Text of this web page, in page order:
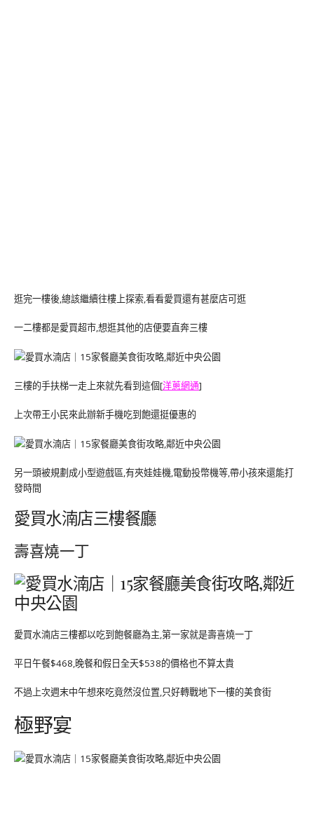
逛完一樓後,總該繼續往樓上探索,看看愛買還有甚麼店可逛
一二樓都是愛買超市,想逛其他的店便要直奔三樓
三樓的手扶梯一走上來就先看到這個[洋蔥網通]
上次帶王小民來此辦新手機吃到飽還挺優惠的
另一頭被規劃成小型遊戲區,有夾娃娃機,電動投幣機等,帶小孩來還能打
發時間
愛買水湳店三樓餐廳
壽喜燒一丁
愛買水湳店三樓都以吃到飽餐廳為主,第一家就是壽喜燒一丁
平日午餐$468,晚餐和假日全天$538的價格也不算太貴
不過上次週末中午想來吃竟然沒位置,只好轉戰地下一樓的美食街
極野宴